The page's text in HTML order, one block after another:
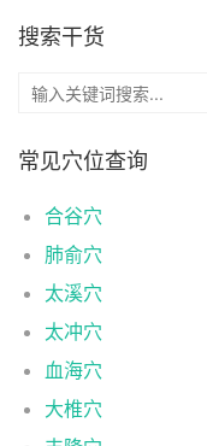
搜索干货
常见穴位查询
合谷穴
肺俞穴
太溪穴
太冲穴
血海穴
大椎穴